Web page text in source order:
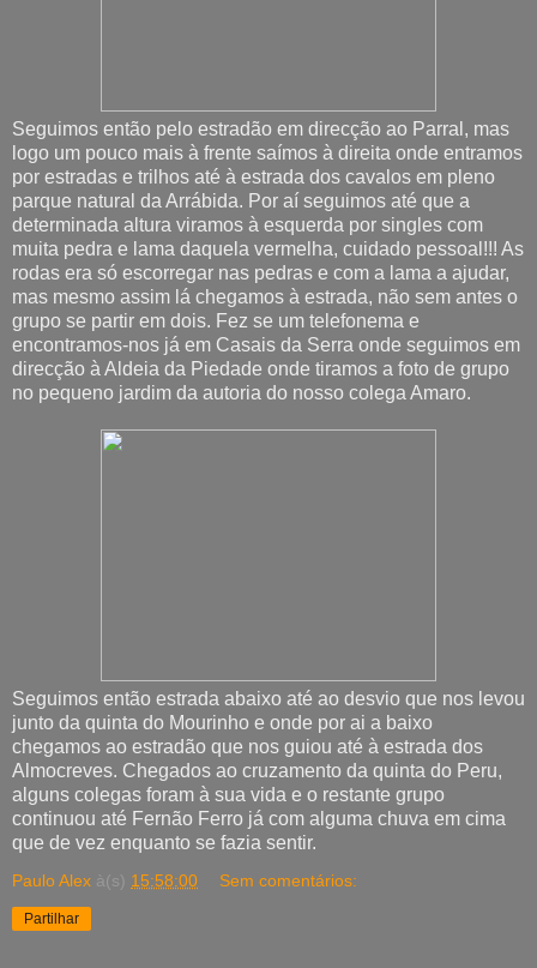
Seguimos então pelo estradão em direcção ao Parral, mas
logo um pouco mais à frente saímos à direita onde entramos
por estradas e trilhos até à estrada dos cavalos em pleno
parque natural da Arrábida. Por aí seguimos até que a
determinada altura viramos à esquerda por singles com
muita pedra e lama daquela vermelha, cuidado pessoal!!! As
rodas era só escorregar nas pedras e com a lama a ajudar,
mas mesmo assim lá chegamos à estrada, não sem antes o
grupo se partir em dois. Fez se um telefonema e
encontramos-nos já em Casais da Serra onde seguimos em
direcção à Aldeia da Piedade onde tiramos a foto de grupo
no pequeno jardim da autoria do nosso colega Amaro.
Seguimos então estrada abaixo até ao desvio que nos levou
junto da quinta do Mourinho e onde por ai a baixo
chegamos ao estradão que nos guiou até à estrada dos
Almocreves. Chegados ao cruzamento da quinta do Peru,
alguns colegas foram à sua vida e o restante grupo
continuou até Fernão Ferro já com alguma chuva em cima
que de vez enquanto se fazia sentir.
Paulo Alex à(s) 15:58:00 Sem comentários:
Partilhar